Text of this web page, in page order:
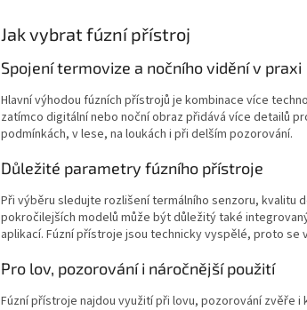
Jak vybrat fúzní přístroj
Spojení termovize a nočního vidění v praxi
Hlavní výhodou fúzních přístrojů je kombinace více
zatímco digitální nebo noční obraz přidává více detailů
podmínkách, v lese, na loukách i při delším pozorování.
Důležité parametry fúzního přístroje
Při výběru sledujte rozlišení termálního senzoru, kvalitu
pokročilejších modelů může být důležitý také
aplikací. Fúzní přístroje jsou technicky vyspělé, proto
Pro lov, pozorování i náročnější použití
Fúzní přístroje najdou využití při lovu, pozorování zvěře